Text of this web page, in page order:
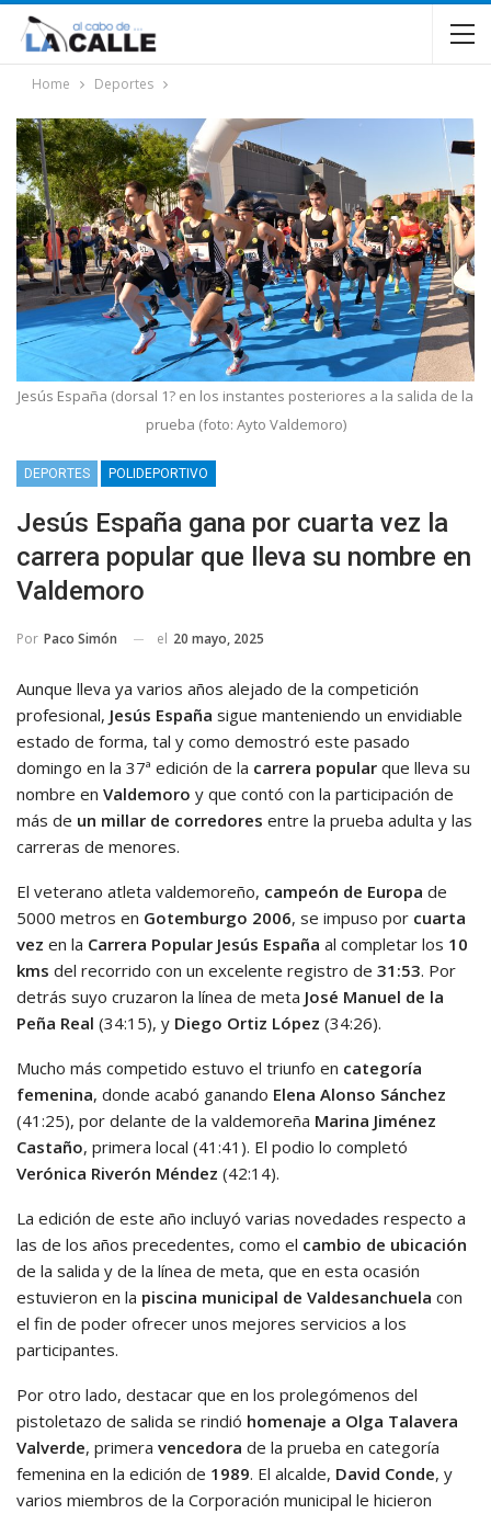
Home Deportes
Jesús España (dorsal 1? en los instantes posteriores a la salida de la
prueba (foto: Ayto Valdemoro)
DEPORTES POLIDEPORTIVO
Jesús España gana por cuarta vez la
carrera popular que lleva su nombre en
Valdemoro
Por Paco Simón el 20 mayo, 2025
Aunque lleva ya varios años alejado de la competición
profesional, Jesús España sigue manteniendo un envidiable
estado de forma, tal y como demostró este pasado
domingo en la 37ª edición de la carrera popular que lleva su
nombre en Valdemoro y que contó con la participación de
más de un millar de corredores entre la prueba adulta y las
carreras de menores.
El veterano atleta valdemoreño, campeón de Europa de
5000 metros en Gotemburgo 2006, se impuso por cuarta
vez en la Carrera Popular Jesús España al completar los 10
kms del recorrido con un excelente registro de 31:53. Por
detrás suyo cruzaron la línea de meta José Manuel de la
Peña Real (34:15), y Diego Ortiz López (34:26).
Mucho más competido estuvo el triunfo en categoría
femenina, donde acabó ganando Elena Alonso Sánchez
(41:25), por delante de la valdemoreña Marina Jiménez
Castaño, primera local (41:41). El podio lo completó
Verónica Riverón Méndez (42:14).
La edición de este año incluyó varias novedades respecto a
las de los años precedentes, como el cambio de ubicación
de la salida y de la línea de meta, que en esta ocasión
estuvieron en la piscina municipal de Valdesanchuela con
el fin de poder ofrecer unos mejores servicios a los
participantes.
Por otro lado, destacar que en los prolegómenos del
pistoletazo de salida se rindió homenaje a Olga Talavera
Valverde, primera vencedora de la prueba en categoría
femenina en la edición de 1989. El alcalde, David Conde, y
varios miembros de la Corporación municipal le hicieron